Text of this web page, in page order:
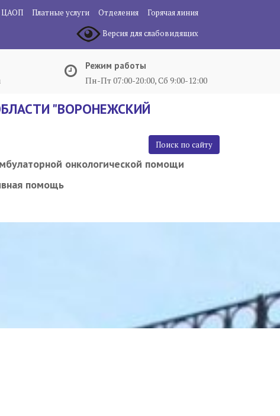
ЦАОП Платные услуги Отделения
Горячая линия
Версия для слабовидящих
Режим работы
Пн-Пт 07:00-20:00, Сб 9:00-12:00
"ВОРОНЕЖСКИЙ
Поиск по сайту
онкологической помощи
помощь